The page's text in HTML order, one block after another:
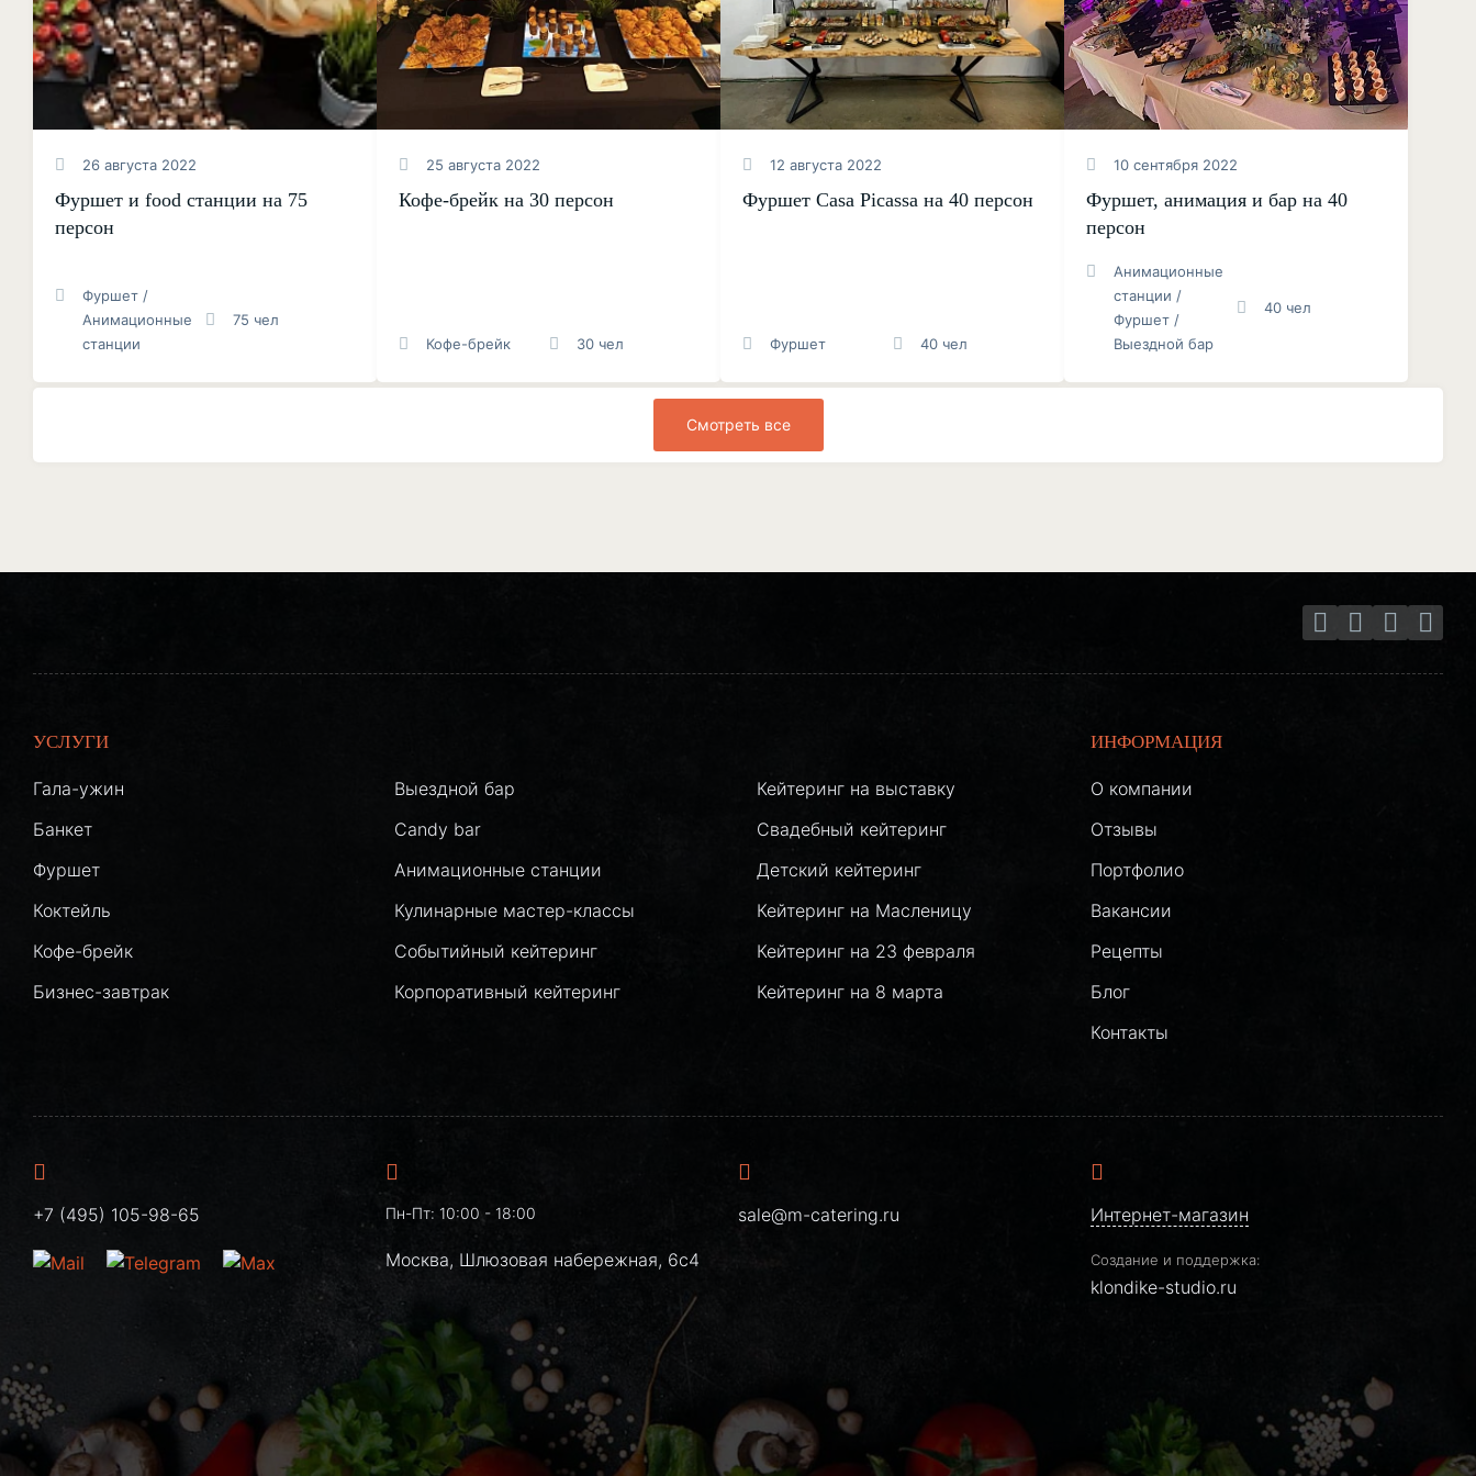
26 августа 2022
Фуршет и food станции на 75
персон
Фуршет /
Анимационные
станции
75 чел
25 августа 2022
Кофе-брейк на 30 персон
Кофе-брейк 30 чел
12 августа 2022
Фуршет Casa Picassa на 40 персон
Фуршет 40 чел
10 сентября 2022
Фуршет, анимация и бар на 40
персон
Анимационные
станции /
Фуршет /
Выездной бар
40 чел
Смотреть все
УСЛУГИ
Гала-ужин
Банкет
Фуршет
Коктейль
Кофе-брейк
Бизнес-завтрак
Выездной бар
Candy bar
Анимационные станции
Кулинарные мастер-классы
Событийный кейтеринг
Корпоративный кейтеринг
Кейтеринг на выставку
Свадебный кейтеринг
Детский кейтеринг
Кейтеринг на Масленицу
Кейтеринг на 23 февраля
Кейтеринг на 8 марта
ИНФОРМАЦИЯ
О компании
Отзывы
Портфолио
Вакансии
Рецепты
Блог
Контакты
+7 (495) 105-98-65 Пн-Пт: 10:00 - 18:00
Москва, Шлюзовая набережная, 6с4
sale@m-catering.ru Интернет-магазин
Создание и поддержка:
klondike-studio.ru